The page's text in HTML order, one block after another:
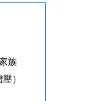
族
）